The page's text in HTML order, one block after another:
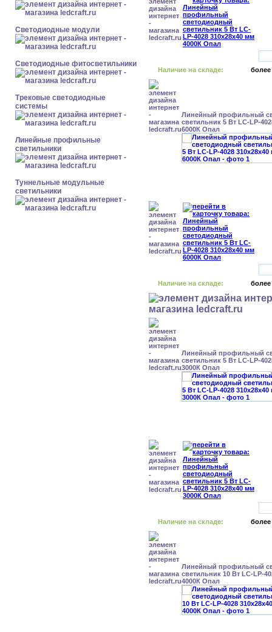
Светодиодные модули
Светодиодные фитосветильники
Трековые светодиодные
системы
Линейные профильные
светильники
Туннельные модульные
светильники
Наличие на складе: более
Линейный профильный
светильник 5 Вт LC-LP-
6000К Опал
Наличие на складе: более
Линейный профильный
светильник 5 Вт LC-LP-
3000К Опал
Наличие на складе: более
Линейный профильный
светильник 10 Вт LC-LP-
4000К Опал